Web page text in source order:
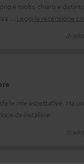
è molto chiaro e
Leggi la recensione
le mie aspettative. Ha
da installare.